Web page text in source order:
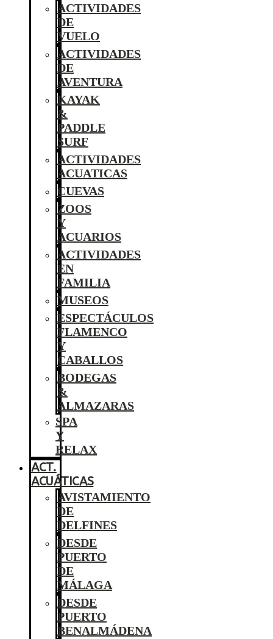
ACTIVIDADES
DE
VUELO
ACTIVIDADES
DE
AVENTURA
KAYAK
&
PADDLE
SURF
ACTIVIDADES
ACUATICAS
CUEVAS
ZOOS
Y
ACUARIOS
ACTIVIDADES
EN
FAMILIA
MUSEOS
ESPECTÁCULOS
FLAMENCO
Y
CABALLOS
BODEGAS
&
ALMAZARAS
SPA
Y
RELAX
ACT.
ACUÁTICAS
AVISTAMIENTO
DE
DELFINES
DESDE
PUERTO
DE
MÁLAGA
DESDE
PUERTO
BENALMÁDENA